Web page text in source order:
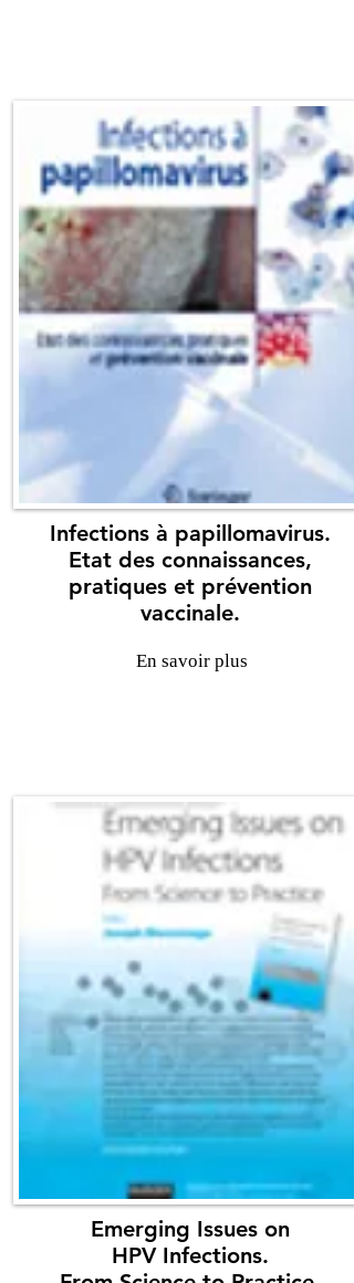
Infections à papillomavirus.
Etat des connaissances,
pratiques et prévention
vaccinale.
En savoir plus
Emerging Issues on
HPV Infections.